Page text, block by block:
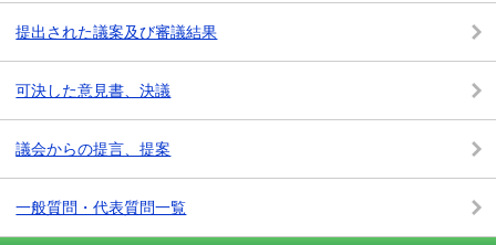
提出された議案及び審議結果
可決した意見書、決議
議会からの提言、提案
一般質問・代表質問一覧